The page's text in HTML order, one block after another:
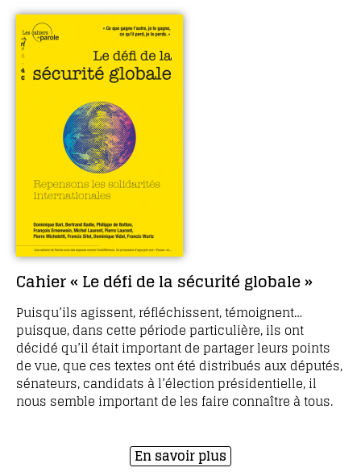
Cahier « Le défi de la sécurité globale »
Puisqu’ils agissent, réfléchissent, témoignent…
puisque, dans cette période particulière, ils ont
décidé qu’il était important de partager leurs points
de vue, que ces textes ont été distribués aux députés,
sénateurs, candidats à l’élection présidentielle, il
nous semble important de les faire connaître à tous.
En savoir plus